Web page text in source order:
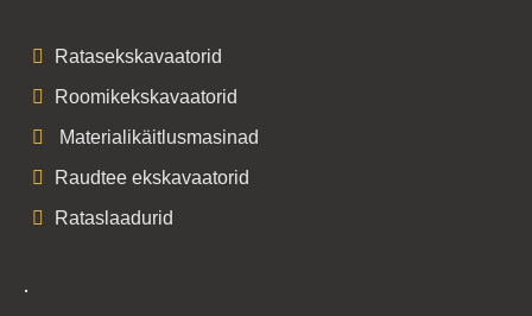
Ratasekskavaatorid
Roomikekskavaatorid
Materialikäitlusmasinad
Raudtee ekskavaatorid
Rataslaadurid
.